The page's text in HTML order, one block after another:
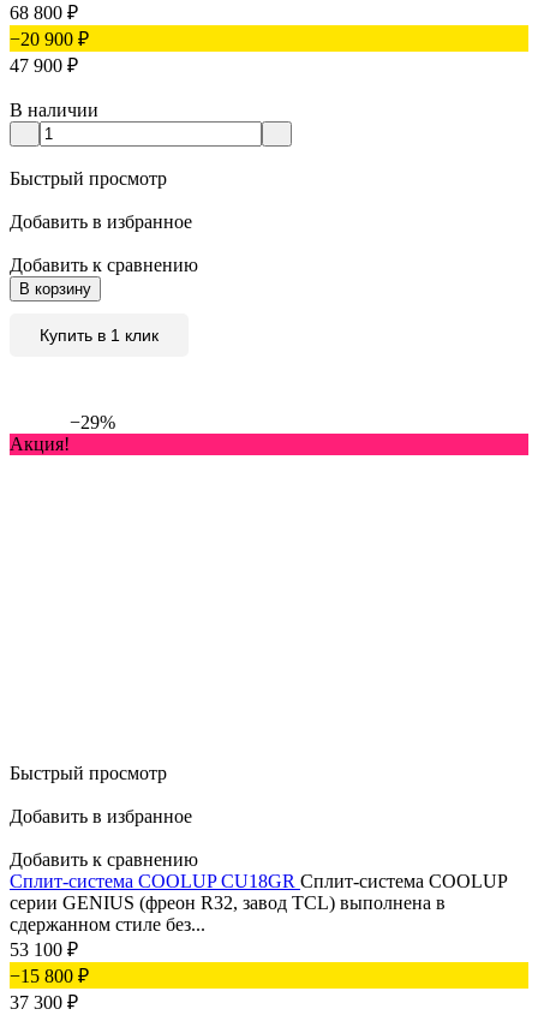
68 800 ₽
−20 900 ₽
47 900 ₽
В наличии
Быстрый просмотр
Добавить в избранное
Добавить к сравнению
В корзину
Купить в 1 клик
−29%
Акция!
Быстрый просмотр
Добавить в избранное
Добавить к сравнению
Сплит-система COOLUP CU18GR Сплит-система COOLUP
серии GENIUS (фреон R32, завод TCL) выполнена в
сдержанном стиле без...
53 100 ₽
−15 800 ₽
37 300 ₽